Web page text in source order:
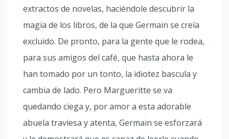
extractos de novelas, haciéndole descubrir la
magia de los libros, de la que Germain se creía
excluido. De pronto, para la gente que le rodea,
para sus amigos del café, que hasta ahora le
han tomado por un tonto, la idiotez bascula y
cambia de lado. Pero Margueritte se va
quedando ciega y, por amor a esta adorable
abuela traviesa y atenta, Germain se esforzará